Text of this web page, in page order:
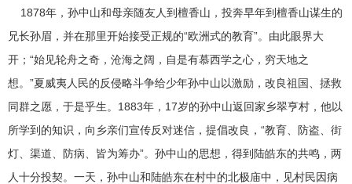
1878年，孙中山和母亲随友人到檀香山，投奔早年到檀香山谋生的
兄长孙眉，并在那里开始接受正规的“欧洲式的教育”。由此眼界大
开；“始见轮舟之奇，沧海之阔，自是有慕西学之心，穷天地之
想。”夏威夷人民的反侵略斗争给少年孙中山以激励，改良祖国、拯救
同群之愿，于是乎生。1883年，17岁的孙中山返回家乡翠亨村，他以
所学到的知识，向乡亲们宣传反对迷信，提倡改良，“教育、防盗、街
灯、渠道、防病、皆为筹办”。孙中山的思想，得到陆皓东的共鸣，两
人十分投契。一天，孙中山和陆皓东在村中的北极庙中，见村民因病